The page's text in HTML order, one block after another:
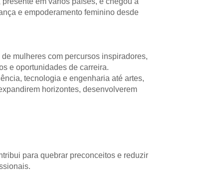
e empoderamento feminino desde
mulheres com percursos inspiradores,
e oportunidades de carreira.
tecnologia e engenharia até artes,
horizontes, desenvolverem
para quebrar preconceitos e reduzir